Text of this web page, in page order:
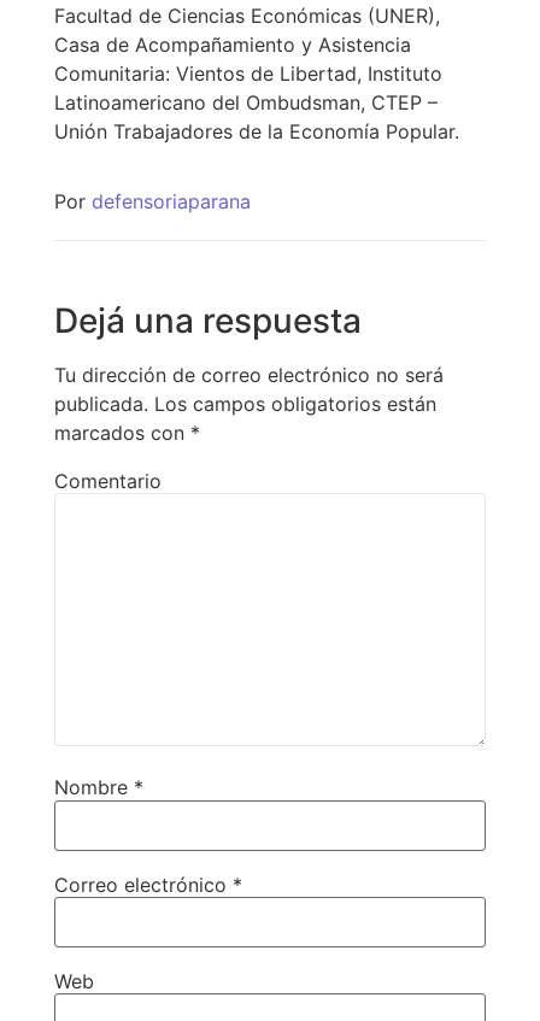
Facultad de Ciencias Económicas (UNER),
Casa de Acompañamiento y Asistencia
Comunitaria: Vientos de Libertad, Instituto
Latinoamericano del Ombudsman, CTEP –
Unión Trabajadores de la Economía Popular.
Por defensoriaparana
Dejá una respuesta
Tu dirección de correo electrónico no será
publicada. Los campos obligatorios están
marcados con *
Comentario
Nombre *
Correo electrónico *
Web